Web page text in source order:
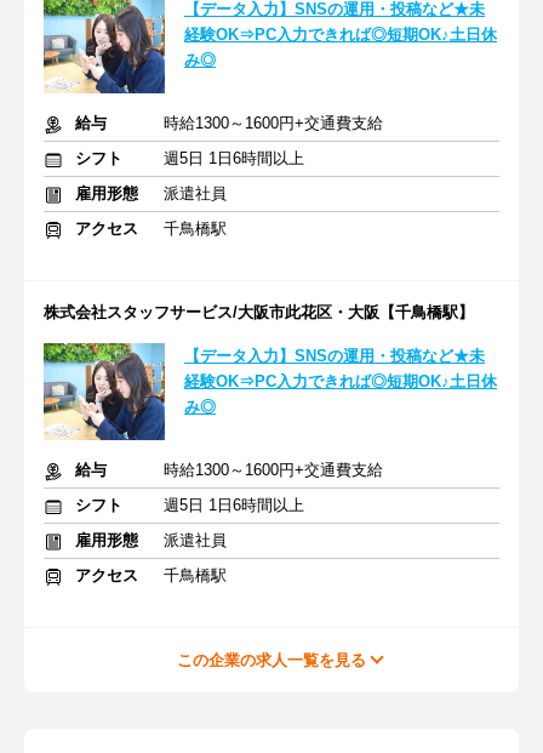
【データ入力】SNSの運用・投稿など★未
経験OK⇒PC入力できれば◎短期OK♪土日休
み◎
給与
時給1300～1600円+交通費支給
シフト
週5日 1日6時間以上
雇用形態
派遣社員
アクセス
千鳥橋駅
株式会社スタッフサービス/大阪市此花区・大阪【千鳥橋駅】
【データ入力】SNSの運用・投稿など★未
経験OK⇒PC入力できれば◎短期OK♪土日休
み◎
給与
時給1300～1600円+交通費支給
シフト
週5日 1日6時間以上
雇用形態
派遣社員
アクセス
千鳥橋駅
この企業の求人一覧を見る